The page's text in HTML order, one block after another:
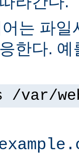
는 파일
한다.
/var/